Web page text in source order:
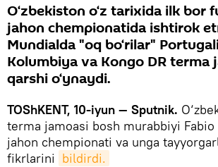
O‘zbekiston o‘z tarixida ilk bor
jahon chempionatida ishtirok
Mundialda "oq bo‘rilar"
Kolumbiya va Kongo DR terma
qarshi o‘ynaydi.
TOShKENT, 10-iyun — Sputnik.
terma jamoasi bosh murabbiyi Fabio
jahon chempionati va unga
fikrlarini bildirdi.